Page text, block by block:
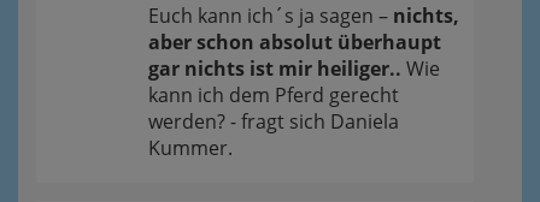
Euch kann ich´s ja sagen – nichts,
aber schon absolut überhaupt
gar nichts ist mir heiliger.. Wie
kann ich dem Pferd gerecht
werden? - fragt sich Daniela
Kummer.